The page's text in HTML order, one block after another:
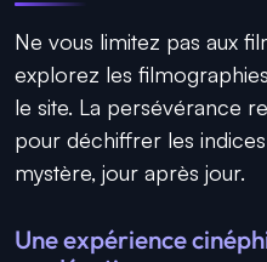
Ne vous limitez pas aux
explorez les
le site. La persévérance
pour déchiffrer les
mystère, jour après jour.
Une expérience